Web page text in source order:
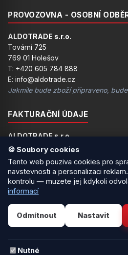
PROVOZOVNA - OSOBNÍ
ALDOTRADE s.r.o.
Tovární 725
769 01 Holešov
T: +420 605 784 888
E: info@aldotrade.cz
Jakmile bude zboží připraveno,
FAKTURAČNÍ ÚDAJE
ALDOTRADE s.r.o.
Čechy 47
751 15 Domaželice u Přerova
IČ: 24184853
DIČ: CZ24184853
Na této adrese není možný osobní
PLATEBNÍ ÚDAJE
107-1135910217/0100
🍪 Soubory cookies
Tento web pouziva cookies pro
navstevnosti a personalizaci
kontrolu — muzete jej kdykoli
informací
Odmítnout Nastavit
Nutné